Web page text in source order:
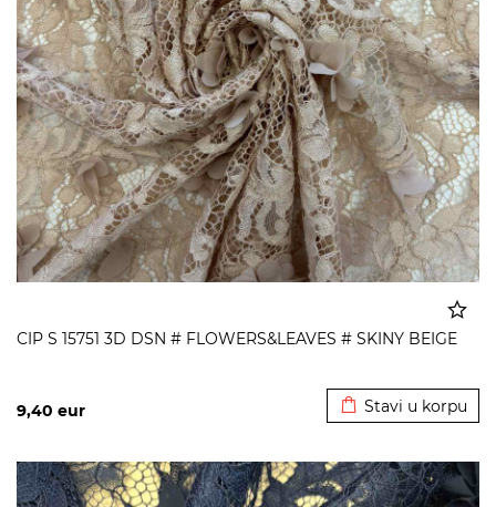
CIP S 15751 3D DSN # FLOWERS&LEAVES # SKINY BEIGE
9,40 eur Stavi u korpu